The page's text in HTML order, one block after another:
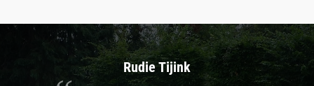
Rudie Tijink